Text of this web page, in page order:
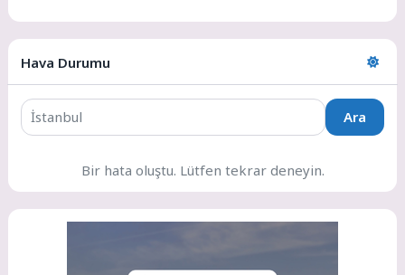
Hava Durumu
Ara
Bir hata oluştu. Lütfen tekrar deneyin.